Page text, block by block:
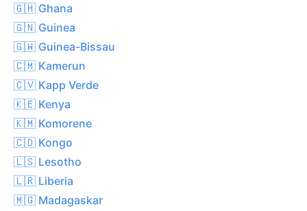
🇬🇭 Ghana
🇬🇳 Guinea
🇬🇼 Guinea-Bissau
🇨🇲 Kamerun
🇨🇻 Kapp Verde
🇰🇪 Kenya
🇰🇲 Komorene
🇨🇩 Kongo
🇱🇸 Lesotho
🇱🇷 Liberia
🇲🇬 Madagaskar